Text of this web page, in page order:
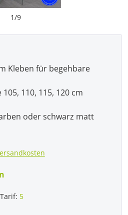
1/9
5
Kleben für begehbare
110, 115, 120 cm
oder schwarz matt